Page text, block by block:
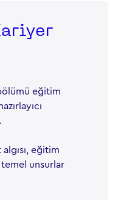
eğitim
eğitim
unsurlar